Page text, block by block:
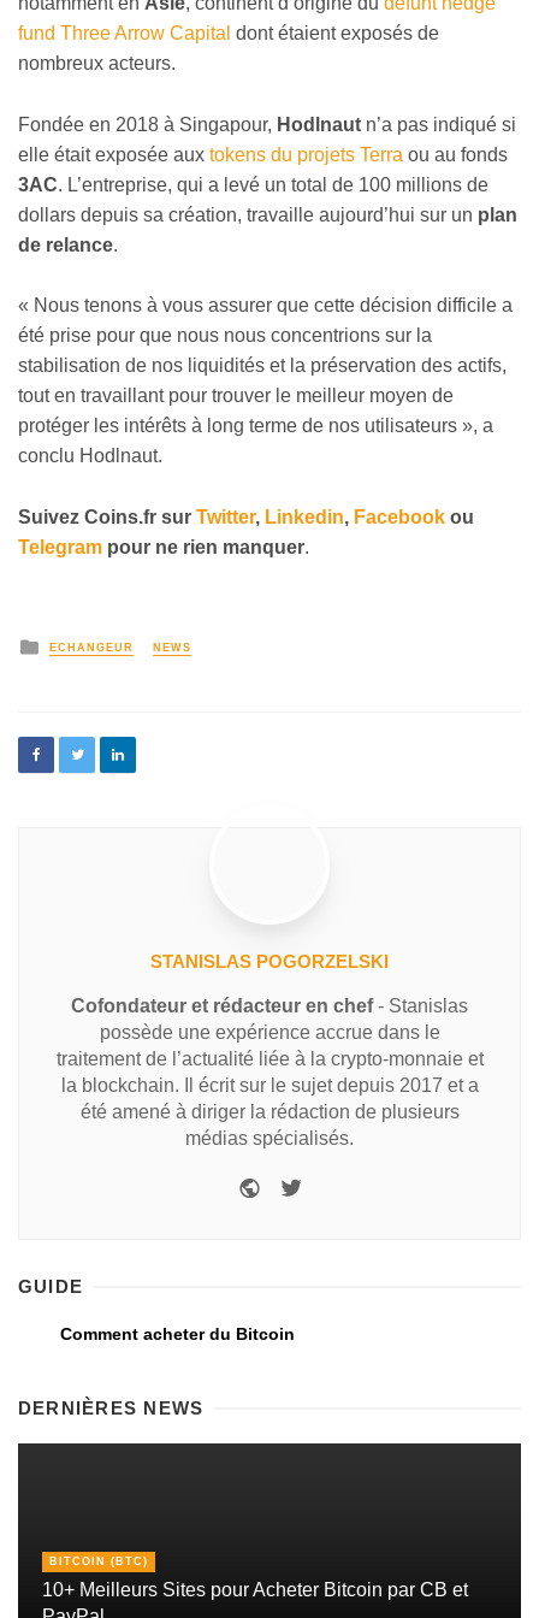
fund Three Arrow Capital dont étaient exposés de
nombreux acteurs.
Fondée en 2018 à Singapour, Hodlnaut n’a pas indiqué si
elle était exposée aux tokens du projets Terra ou au fonds
3AC. L’entreprise, qui a levé un total de 100 millions de
dollars depuis sa création, travaille aujourd’hui sur un plan
de relance.
« Nous tenons à vous assurer que cette décision difficile a
été prise pour que nous nous concentrions sur la
stabilisation de nos liquidités et la préservation des actifs,
tout en travaillant pour trouver le meilleur moyen de
protéger les intérêts à long terme de nos utilisateurs », a
conclu Hodlnaut.
Suivez Coins.fr sur Twitter, Linkedin, Facebook ou
Telegram pour ne rien manquer.
ECHANGEUR NEWS
STANISLAS POGORZELSKI
Cofondateur et rédacteur en chef- Stanislas
possède une expérience accrue dans le
traitement de l’actualité liée à la crypto-monnaie et
la blockchain. Il écrit sur le sujet depuis 2017 et a
été amené à diriger la rédaction de plusieurs
médias spécialisés.
GUIDE
Comment acheter du Bitcoin
DERNIÈRES NEWS
BITCOIN (BTC)
10+ Meilleurs Sites pour Acheter Bitcoin par CB et